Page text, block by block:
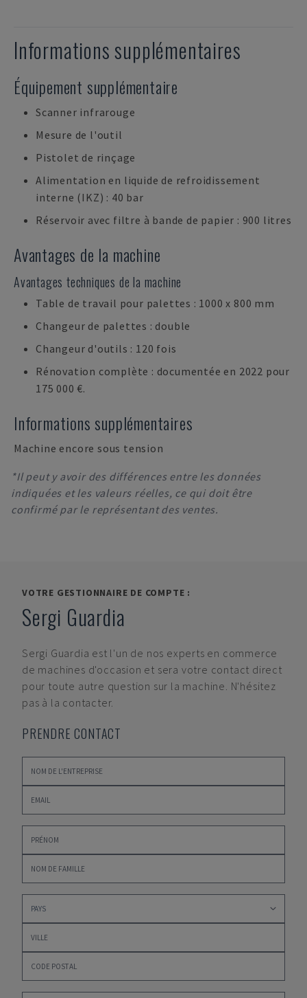
Informations supplémentaires
Équipement supplémentaire
Scanner infrarouge
Mesure de l'outil
Pistolet de rinçage
Alimentation en liquide de refroidissement
interne (IKZ) : 40 bar
Réservoir avec filtre à bande de papier : 900 litres
Avantages de la machine
Avantages techniques de la machine
Table de travail pour palettes : 1000 x 800 mm
Changeur de palettes : double
Changeur d'outils : 120 fois
Rénovation complète : documentée en 2022 pour
175 000 €.
Informations supplémentaires
Machine encore sous tension
*Il peut y avoir des différences entre les données
indiquées et les valeurs réelles, ce qui doit être
confirmé par le représentant des ventes.
VOTRE GESTIONNAIRE DE COMPTE :
Sergi Guardia
Sergi Guardia est l'un de nos experts en commerce
de machines d'occasion et sera votre contact direct
pour toute autre question sur la machine. N'hésitez
pas à la contacter.
PRENDRE CONTACT